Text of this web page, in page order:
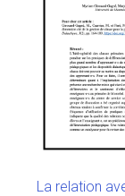
La relation